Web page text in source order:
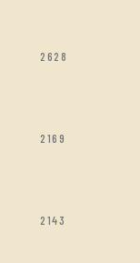
2628
2169
2143